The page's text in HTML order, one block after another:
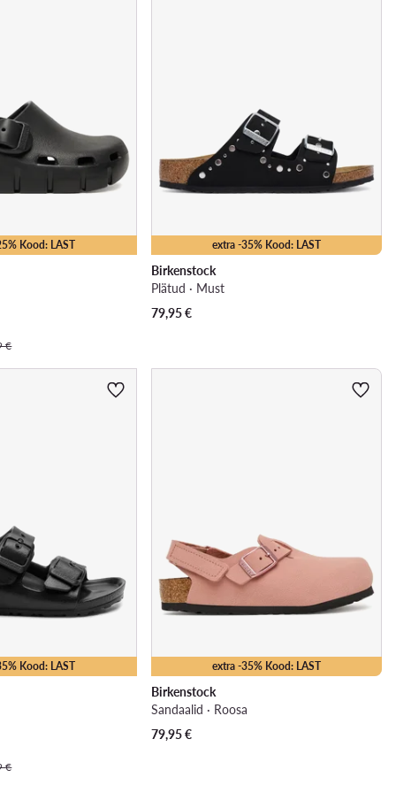
Kood: LAST
€
extra -35% Kood: LAST
Birkenstock
Plätud · Must
79,95€
Kood: LAST
€
extra -35% Kood: LAST
Birkenstock
Sandaalid · Roosa
79,95€